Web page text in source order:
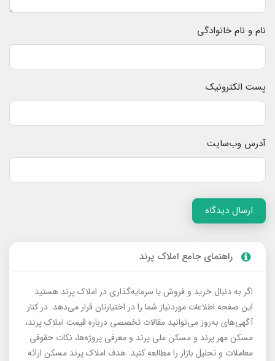
نام و نام خانوادگی
پست الکترونیک
آدرس وب‌سایت
ارسال دیدگاه
راهنمای جامع املاک پرند
اگر به دنبال خرید و فروش یا سرمایه‌گذاری در املاک پرند هستید
این صفحه اطلاعات موردنیاز شما را در اختیارتان قرار می‌دهد. در کنار
آگهی‌های به‌روز می‌توانید مقالات تخصصی درباره قیمت املاک پرند،
مسکن مهر پرند و مسکن ملی پرند و معرفی پروژه‌ها، نکات حقوقی
معاملات و تحلیل بازار را مطالعه کنید. هدف املاک پرند مسکن ارائه